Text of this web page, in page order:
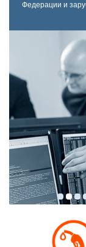
Федерации и